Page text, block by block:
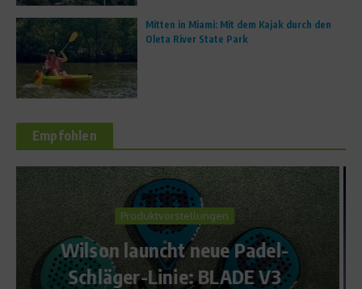
Mitten in Miami: Mit dem Kajak durch den
Oleta River State Park
Empfohlen
News
Wird Daum neuer Trainer in
Katar?